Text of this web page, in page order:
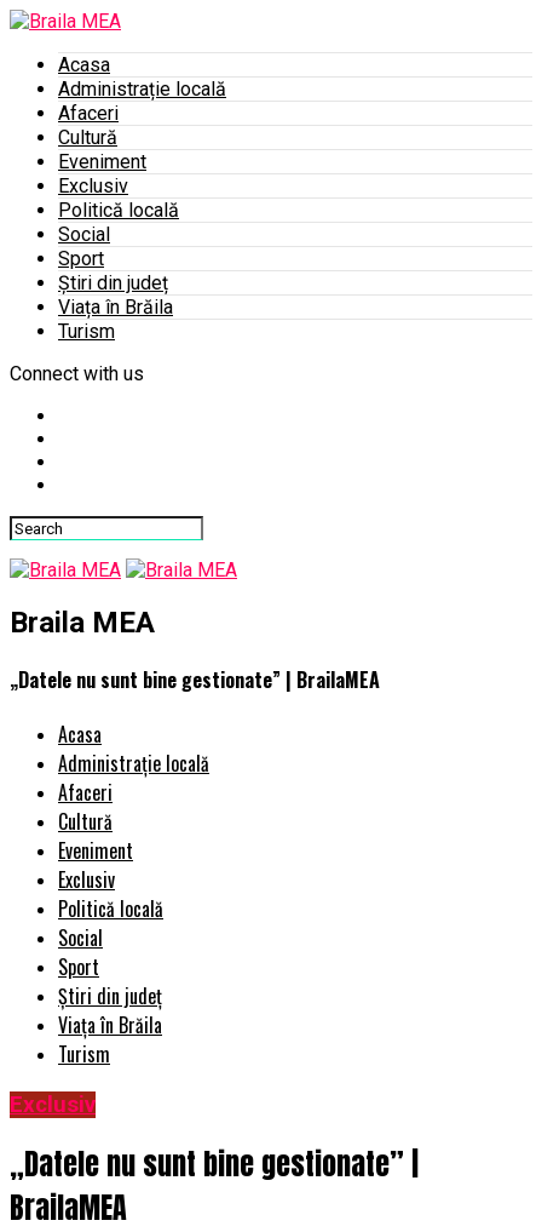
Acasa
Administrație locală
Afaceri
Cultură
Eveniment
Exclusiv
Politică locală
Social
Sport
Știri din județ
Viața în Brăila
Turism
Connect with us
Braila MEA
„Datele nu sunt bine gestionate” | BrailaMEA
Acasa
Administrație locală
Afaceri
Cultură
Eveniment
Exclusiv
Politică locală
Social
Sport
Știri din județ
Viața în Brăila
Turism
Exclusiv
„Datele nu sunt bine gestionate” |
BrailaMEA